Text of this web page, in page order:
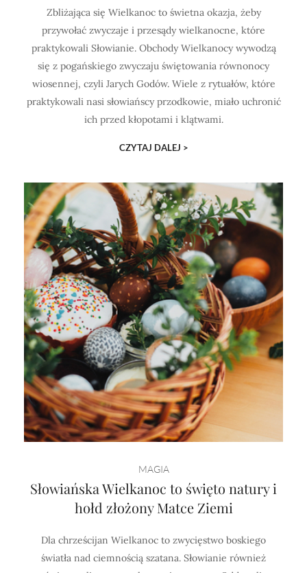
Zbliżająca się Wielkanoc to świetna okazja, żeby
przywołać zwyczaje i przesądy wielkanocne, które
praktykowali Słowianie. Obchody Wielkanocy wywodzą
się z pogańskiego zwyczaju świętowania równonocy
wiosennej, czyli Jarych Godów. Wiele z rytuałów, które
praktykowali nasi słowiańscy przodkowie, miało uchronić
ich przed kłopotami i klątwami.
CZYTAJ DALEJ >
MAGIA
Słowiańska Wielkanoc to święto natury i
hołd złożony Matce Ziemi
Dla chrześcijan Wielkanoc to zwycięstwo boskiego
światła nad ciemnością szatana. Słowianie również